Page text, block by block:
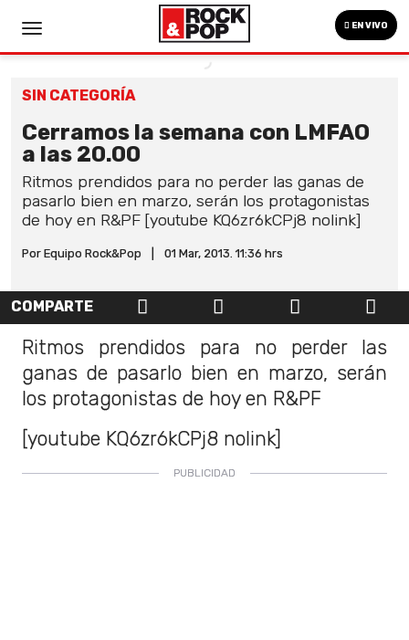
EN VIVO
SIN CATEGORÍA
Cerramos la semana con LMFAO
a las 20.00
Ritmos prendidos para no perder las ganas de
pasarlo bien en marzo, serán los protagonistas
de hoy en R&PF [youtube KQ6zr6kCPj8 nolink]
Por Equipo Rock&Pop 01 Mar, 2013. 11:36 hrs
COMPARTE
Ritmos prendidos para no perder las
ganas de pasarlo bien en marzo, serán
los protagonistas de hoy en R&PF
[youtube KQ6zr6kCPj8 nolink]